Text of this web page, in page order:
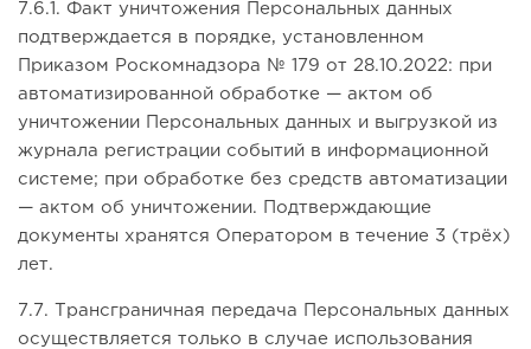
7.6.1. Факт уничтожения Персональных данных
подтверждается в порядке, установленном
Приказом Роскомнадзора № 179 от 28.10.2022: при
автоматизированной обработке — актом об
уничтожении Персональных данных и выгрузкой из
журнала регистрации событий в информационной
системе; при обработке без средств автоматизации
— актом об уничтожении. Подтверждающие
документы хранятся Оператором в течение 3 (трёх)
лет.
7.7. Трансграничная передача Персональных данных
осуществляется только в случае использования